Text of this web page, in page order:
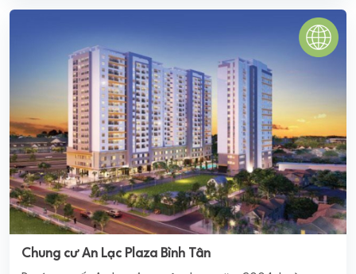
Chung cư An Lạc Plaza Bình Tân